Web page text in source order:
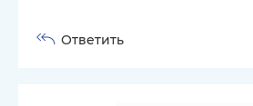
Ответить